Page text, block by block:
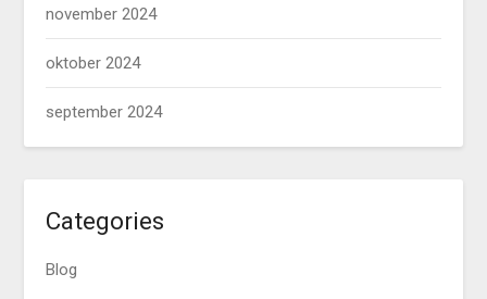
november 2024
oktober 2024
september 2024
Categories
Blog